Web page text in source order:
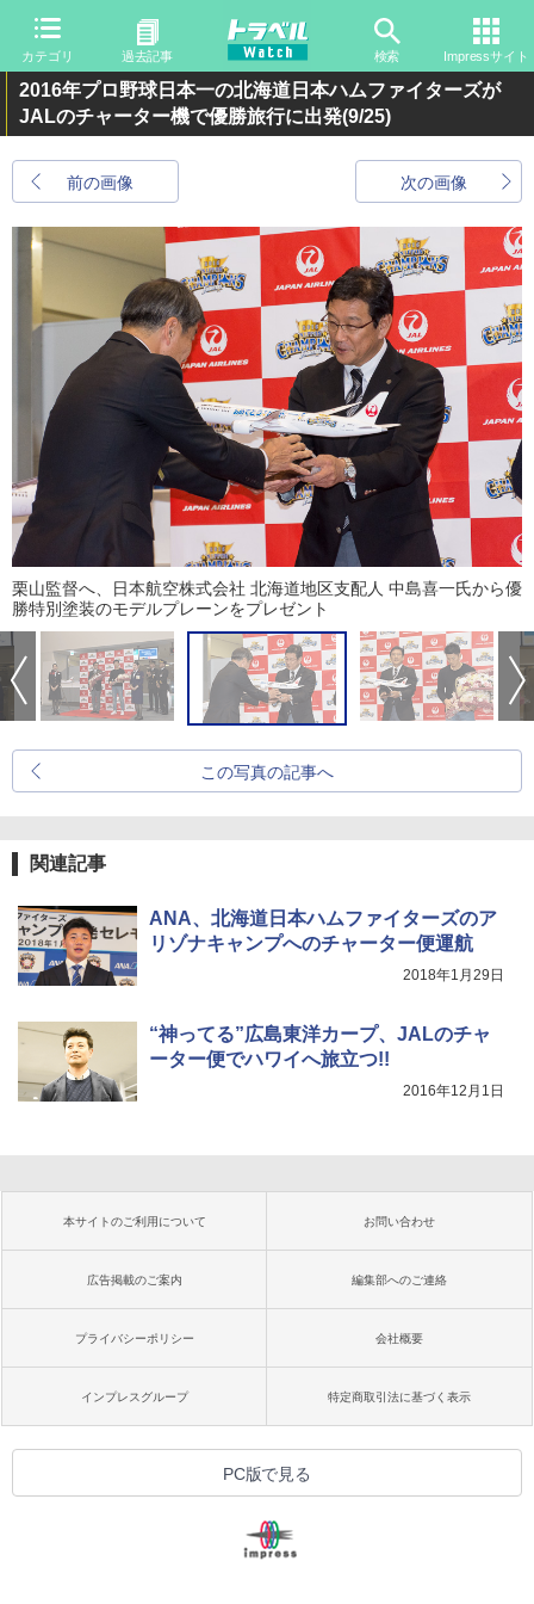
カテゴリ 過去記事 検索 Impressサイト
2016年プロ野球日本一の北海道日本ハムファイターズが
JALのチャーター機で優勝旅行に出発(9/25)
前の画像 次の画像
栗山監督へ、日本航空株式会社 北海道地区支配人 中島喜一氏から優
勝特別塗装のモデルプレーンをプレゼント
この写真の記事へ
関連記事
ANA、北海道日本ハムファイターズのア
リゾナキャンプへのチャーター便運航
2018年1月29日
“神ってる”広島東洋カープ、JALのチャ
ーター便でハワイへ旅立つ!!
2016年12月1日
本サイトのご利用について お問い合わせ
広告掲載のご案内 編集部へのご連絡
プライバシーポリシー 会社概要
インプレスグループ 特定商取引法に基づく表示
PC版で見る